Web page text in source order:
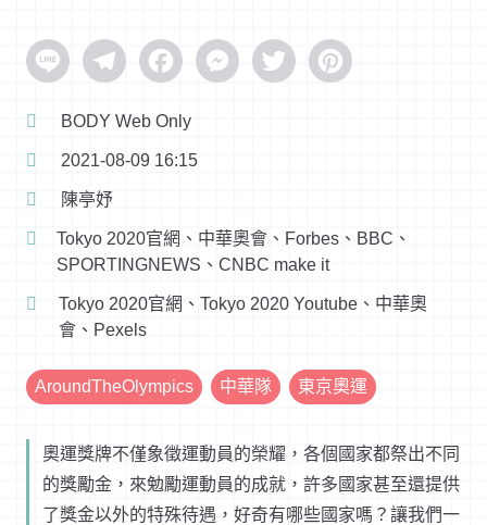
Line TelegramFacebookMessenger
Twitter Pinterest
BODY Web Only
2021-08-09 16:15
陳亭妤
Tokyo 2020官網、中華奧會、Forbes、BBC、
SPORTINGNEWS、CNBC make it
Tokyo 2020官網、Tokyo 2020 Youtube、中華奧
會、Pexels
AroundTheOlympics 中華隊 東京奧運
奧運獎牌不僅象徵運動員的榮耀，各個國家都祭出不同
的獎勵金，來勉勵運動員的成就，許多國家甚至還提供
了獎金以外的特殊待遇，好奇有哪些國家嗎？讓我們一